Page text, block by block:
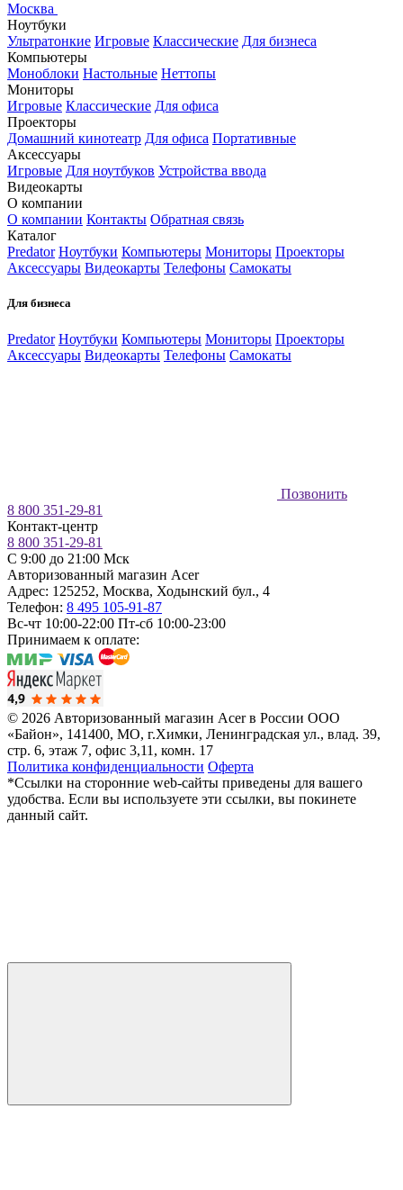
Москва
Ноутбуки
Ультратонкие Игровые Классические Для бизнеса
Компьютеры
Моноблоки Настольные Неттопы
Мониторы
Игровые Классические Для офиса
Проекторы
Домашний кинотеатр Для офиса Портативные
Аксессуары
Игровые Для ноутбуков Устройства ввода
Видеокарты
О компании
О компании Контакты Обратная связь
Каталог
Predator Ноутбуки Компьютеры Мониторы Проекторы
Аксессуары Видеокарты Телефоны Самокаты
Для бизнеса
Predator Ноутбуки Компьютеры Мониторы Проекторы
Аксессуары Видеокарты Телефоны Самокаты
Позвонить
8 800 351-29-81
Контакт-центр
8 800 351-29-81
C 9:00 до 21:00 Мск
Авторизованный магазин Acer
Адрес: 125252, Москва, Ходынский бул., 4
Телефон: 8 495 105-91-87
Вс-чт 10:00-22:00 Пт-сб 10:00-23:00
Принимаем к оплате:
© 2026 Авторизованный магазин Acer в России ООО
«Байон», 141400, МО, г.Химки, Ленинградская ул., влад. 39,
стр. 6, этаж 7, офис 3,11, комн. 17
Политика конфиденциальности Оферта
*Ссылки на сторонние web-сайты приведены для вашего
удобства. Если вы используете эти ссылки, вы покинете
данный сайт.